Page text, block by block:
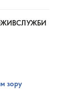
зору